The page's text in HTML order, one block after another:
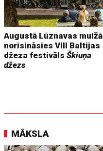
Augustā Lūznavas muižā
norisināsies VIII Baltijas
džeza festivālsŠkiuņa
džezs
MĀKSLA